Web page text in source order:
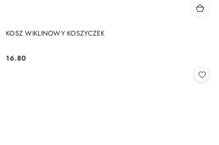
KOSZ WIKLINOWY KOSZYCZEK
Cena:
16.80